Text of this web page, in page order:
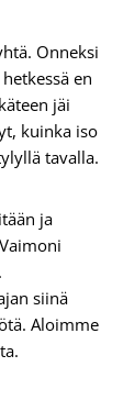
Onneksi
en
jäi
kuinka iso
tavalla.
ja
siinä
Aloimme